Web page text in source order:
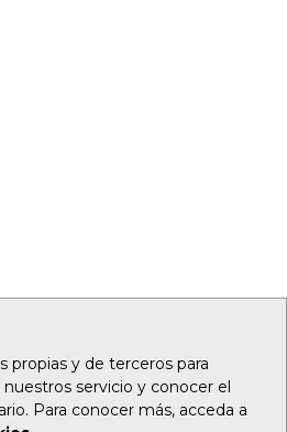
propias y de terceros para
servicio y conocer el
Para conocer más, acceda a